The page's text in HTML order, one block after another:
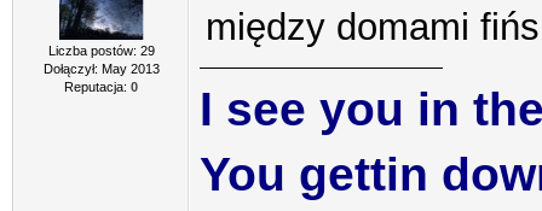
Liczba postów: 29
Dołączył: May 2013
Reputacja: 0
między domami
I see you in
You gettin